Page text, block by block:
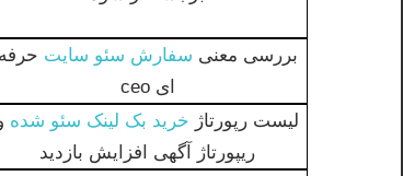
بررسی معنی سفارش سئو سایت حرفه
ای ceo
لیست رپورتاژ خرید بک لینک سئو شده
ریپورتاژ آگهی افزايش بازديد